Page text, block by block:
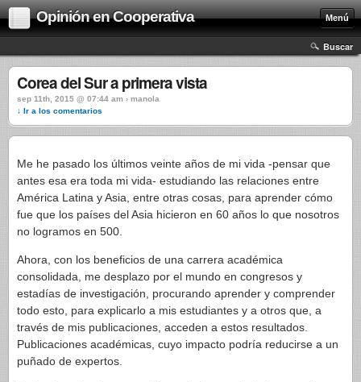
Opinión en Cooperativa Menú
Buscar
Corea del Sur a primera vista
sep 11th, 2015 @ 07:44 am › manola
↓ Ir a los comentarios
Me he pasado los últimos veinte años de mi vida -pensar que
antes esa era toda mi vida- estudiando las relaciones entre
América Latina y Asia, entre otras cosas, para aprender cómo
fue que los países del Asia hicieron en 60 años lo que nosotros
no logramos en 500.
Ahora, con los beneficios de una carrera académica
consolidada, me desplazo por el mundo en congresos y
estadías de investigación, procurando aprender y comprender
todo esto, para explicarlo a mis estudiantes y a otros que, a
través de mis publicaciones, acceden a estos resultados.
Publicaciones académicas, cuyo impacto podría reducirse a un
puñado de expertos.